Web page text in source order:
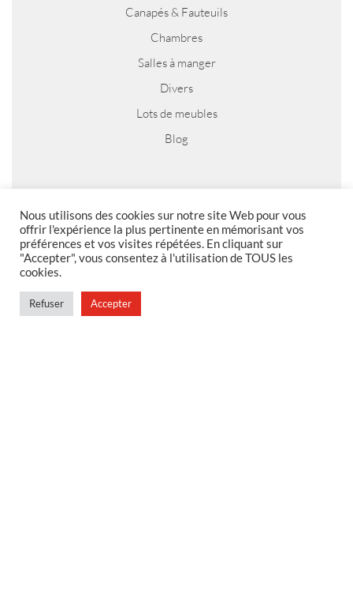
Canapés & Fauteuils
Chambres
Salles à manger
Divers
Lots de meubles
Blog
MENTIONS LEGALES
Foire aux questions
Politique de confidentialité
Conditions générales de vente en magasin
Nous utilisons des cookies sur notre site Web pour vous
offrir l'expérience la plus pertinente en mémorisant vos
préférences et vos visites répétées. En cliquant sur
"Accepter", vous consentez à l'utilisation de TOUS les
cookies.
Refuser Accepter